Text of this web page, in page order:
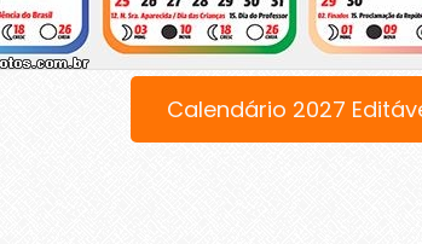
Calendário 2027